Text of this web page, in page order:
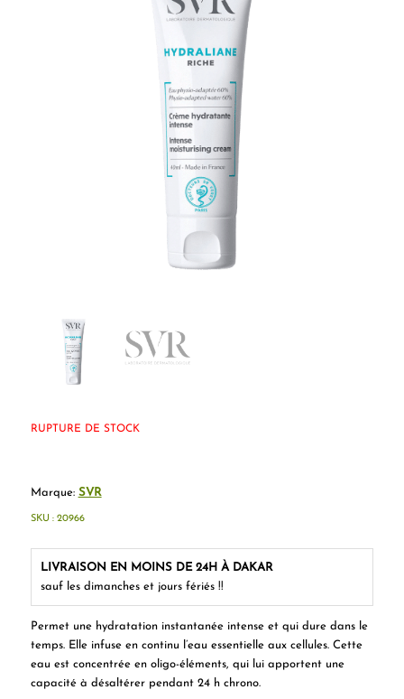
Permet une hydratation instantanée intense et qui dure dans le
temps. Elle infuse en continu l’eau essentielle aux cellules. Cette
eau est concentrée en oligo-éléments, qui lui apportent une
capacité à désaltérer pendant 24 h chrono.
RUPTURE DE STOCK
Marque: SVR
LIVRAISON EN MOINS DE 24H À DAKAR
sauf les dimanches et jours fériés !!
SKU : 20966